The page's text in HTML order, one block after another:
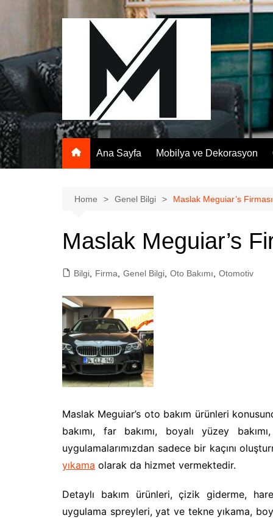
Ana Sayfa Mobilya ve Dekorasyon
Home Genel Bilgi Maslak Meguiar’s Firması
Maslak Meguiar’s
Bilgi Firma Genel Bilgi Oto Bakımı Otomotiv
Maslak Meguiar’s oto bakım ürünleri
bakımı, far bakımı, boyalı yüzey
uygulamalarımızdan sadece bir kaçını
yıkama olarak da hizmet vermektedir.
Detaylı bakım ürünleri, çizik giderme,
uygulama spreyleri, yat ve tekne yıkama,